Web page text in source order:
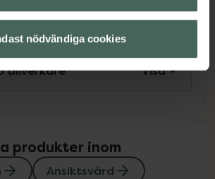
nödvändiga cookies
Visa
tillverkare Visa
produkter inom
Ansiktsvård